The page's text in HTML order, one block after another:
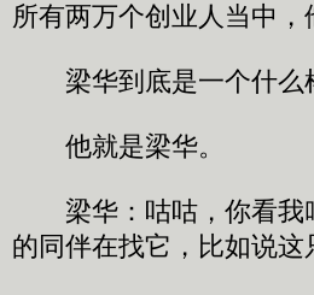
所有两万个创业人当中
梁华到底是一个什么
他就是梁华。
梁华：咕咕，你看我
的同伴在找它，比如说